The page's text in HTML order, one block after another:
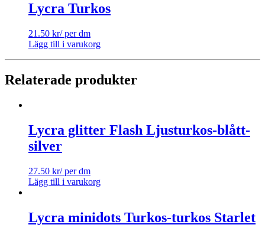
Lycra Turkos
21.50 kr/ per dm
Lägg till i varukorg
Relaterade produkter
Lycra glitter Flash Ljusturkos-blått-
silver
27.50 kr/ per dm
Lägg till i varukorg
Lycra minidots Turkos-turkos Starlet